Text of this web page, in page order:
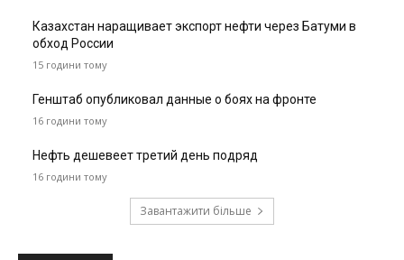
Казахстан наращивает экспорт нефти через Батуми в
обход России
15 години тому
Генштаб опубликовал данные о боях на фронте
16 години тому
Нефть дешевеет третий день подряд
16 години тому
Завантажити більше